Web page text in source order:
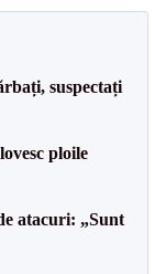
suspectați
ploile
atacuri: „Sunt